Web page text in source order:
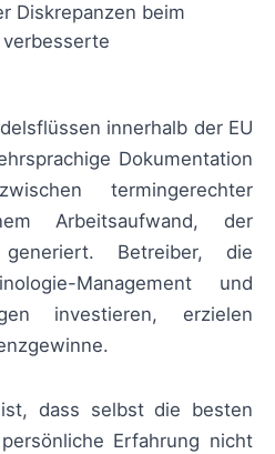
Diskrepanzen beim
innerhalb der EU
Dokumentation
termingerechter
Arbeitsaufwand, der
Betreiber, die
Management und
investieren, erzielen
dass selbst die besten
Erfahrung nicht